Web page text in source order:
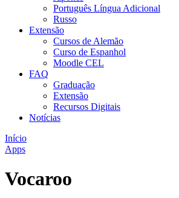
Português Língua Adicional
Russo
Extensão
Cursos de Alemão
Curso de Espanhol
Moodle CEL
FAQ
Graduação
Extensão
Recursos Digitais
Notícias
Início
Apps
Vocaroo